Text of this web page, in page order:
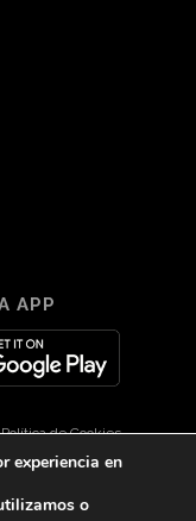
APP
Política de Cookies
Maketing
experiencia en
o